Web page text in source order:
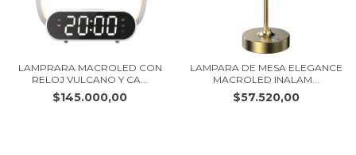
LAMPRARA MACROLED CON
RELOJ VULCANO Y CA...
$145.000,00
LAMPARA DE MESA ELEGANCE
MACROLED INALAM...
$57.520,00